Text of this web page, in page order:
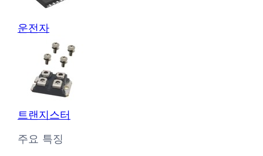
운전자
트랜지스터
주요 특징